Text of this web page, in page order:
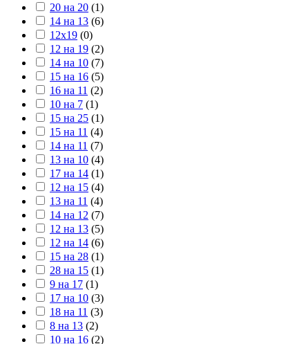
20 на 20 (1)
14 на 13 (6)
12х19 (0)
12 на 19 (2)
14 на 10 (7)
15 на 16 (5)
16 на 11 (2)
10 на 7 (1)
15 на 25 (1)
15 на 11 (4)
14 на 11 (7)
13 на 10 (4)
17 на 14 (1)
12 на 15 (4)
13 на 11 (4)
14 на 12 (7)
12 на 13 (5)
12 на 14 (6)
15 на 28 (1)
28 на 15 (1)
9 на 17 (1)
17 на 10 (3)
18 на 11 (3)
8 на 13 (2)
10 на 16 (2)